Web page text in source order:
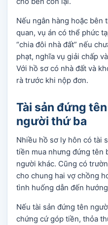
Nếu ngân hàng hoặc bên
quan, vụ án có thể phức
“chia đôi nhà đất” nếu
phạt, nghĩa vụ giải chấp
Với hồ sơ có nhà đất và
rà trước khi nộp đơn.
Tài sản đứng
người thứ ba
Nhiều hồ sơ ly hôn có tài
tiền mua nhưng đứng tên
người khác. Cũng có
cho chung hai vợ chồng
tình huống dẫn đến
Nếu tài sản đứng tên
chứng cứ góp tiền, thỏa